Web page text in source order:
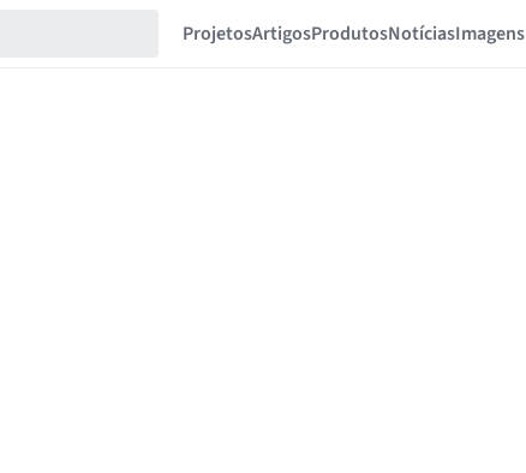
ProjetosArtigosProdutosNotíciasImagens